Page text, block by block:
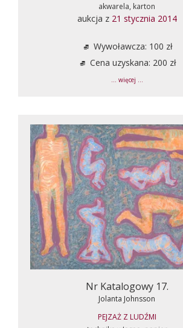
akwarela, karton
aukcja z 21 stycznia 2014
Wywoławcza: 100 zł
Cena uzyskana: 200 zł
... więcej ...
Nr Katalogowy 17.
Jolanta Johnsson
PEJZAŻ Z LUDŹMI